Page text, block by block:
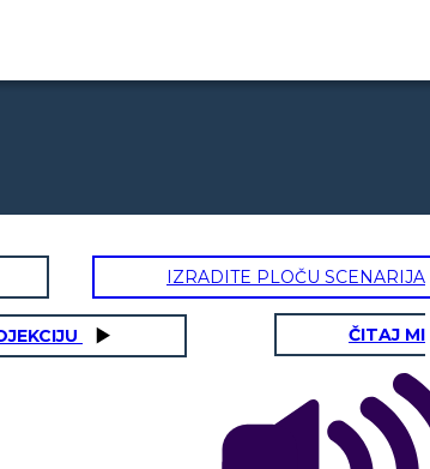
IZRADITE PLOČU SCENARIJA
ČITAJ MI